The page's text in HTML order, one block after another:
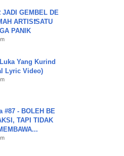
JADI GEMBEL DE
ARTIS❗SATU
PANIK
Yang Kurind
Lyric Video)
#87 - BOLEH BE
TAPI TIDAK